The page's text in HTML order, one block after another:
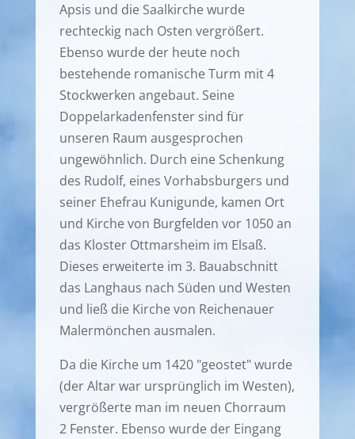
Apsis und die Saalkirche wurde
rechteckig nach Osten vergrößert.
Ebenso wurde der heute noch
bestehende romanische Turm mit 4
Stockwerken angebaut. Seine
Doppelarkadenfenster sind für
unseren Raum ausgesprochen
ungewöhnlich. Durch eine Schenkung
des Rudolf, eines Vorhabsburgers und
seiner Ehefrau Kunigunde, kamen Ort
und Kirche von Burgfelden vor 1050 an
das Kloster Ottmarsheim im Elsaß.
Dieses erweiterte im 3. Bauabschnitt
das Langhaus nach Süden und Westen
und ließ die Kirche von Reichenauer
Malermönchen ausmalen.
Da die Kirche um 1420 "geostet" wurde
(der Altar war ursprünglich im Westen),
vergrößerte man im neuen Chorraum
2 Fenster. Ebenso wurde der Eingang